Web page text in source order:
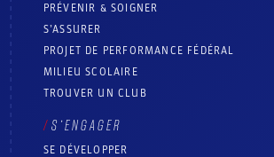
PRÉVENIR & SOIGNER
S’ASSURER
PROJET DE PERFORMANCE FÉDÉRAL
MILIEU SCOLAIRE
TROUVER UN CLUB
S’ENGAGER
SE DÉVELOPPER